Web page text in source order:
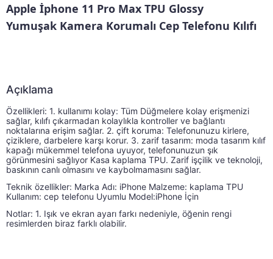
Apple İphone 11 Pro Max TPU Glossy
Yumuşak Kamera Korumalı Cep Telefonu Kılıfı
Açıklama
Özellikleri: 1. kullanımı kolay: kolay erişim tüm
Özellikleri: 1. kullanımı kolay: Tüm Düğmelere kolay erişmenizi
sağlar, kılıfı çıkarmadan kolaylıkla kontroller ve bağlantı
noktalarına erişim sağlar. 2. çift koruma: Telefonunuzu kirlere,
çiziklere, darbelere karşı korur. 3. zarif tasarım: moda tasarım kılıf
kapağı mükemmel telefona uyuyor, telefonunuzun şık
görünmesini sağlıyor Kasa kaplama TPU. Zarif işçilik ve teknoloji,
baskının canlı olmasını ve kaybolmamasını sağlar.
Teknik özellikler: Marka Adı: iPhone Malzeme: kaplama TPU
Kullanım: cep telefonu Uyumlu Model:iPhone İçin
Notlar: 1. Işık ve ekran ayarı farkı nedeniyle, öğenin rengi
resimlerden biraz farklı olabilir.